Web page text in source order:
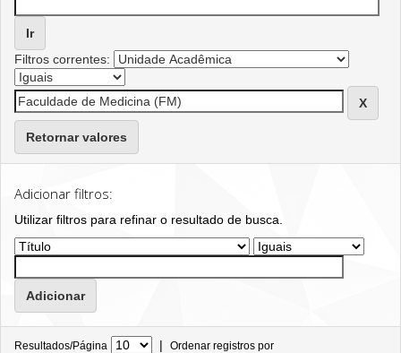
Filtros correntes:
Retornar valores
Adicionar filtros:
Utilizar filtros para refinar o resultado de busca.
Resultados/Página | Ordenar registros por